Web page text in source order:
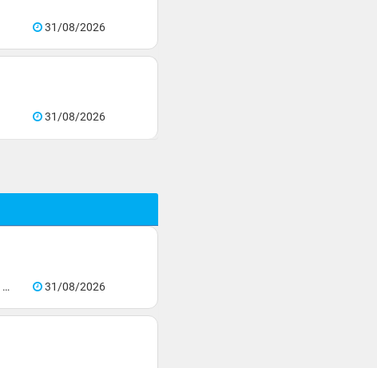
31/08/2026
31/08/2026
31/08/2026